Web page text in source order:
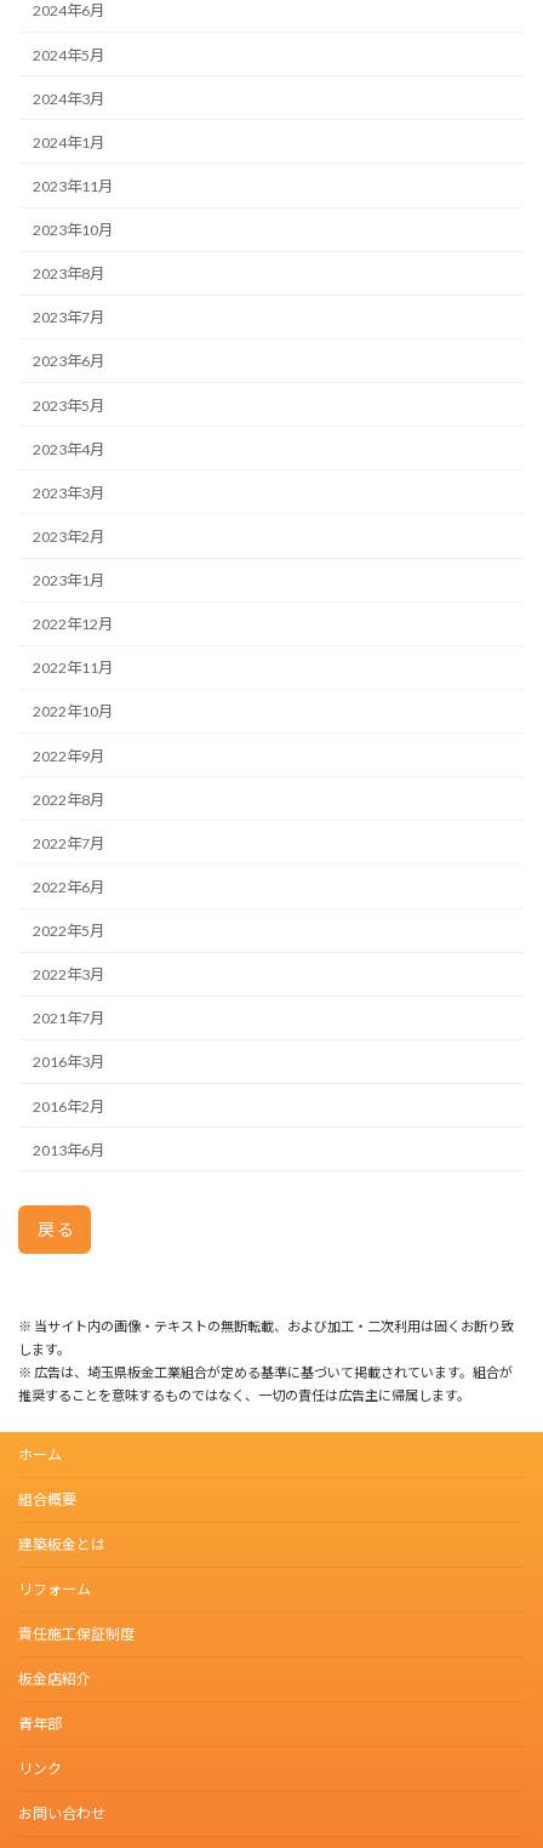
2024年6月
2024年5月
2024年3月
2024年1月
2023年11月
2023年10月
2023年8月
2023年7月
2023年6月
2023年5月
2023年4月
2023年3月
2023年2月
2023年1月
2022年12月
2022年11月
2022年10月
2022年9月
2022年8月
2022年7月
2022年6月
2022年5月
2022年3月
2021年7月
2016年3月
2016年2月
2013年6月
戻る
※ 当サイト内の画像・テキストの無断転載、および加工・二次利用は固くお断り致
します。
※ 広告は、埼玉県板金工業組合が定める基準に基づいて掲載されています。組合が
推奨することを意味するものではなく、一切の責任は広告主に帰属します。
ホーム
組合概要
建築板金とは
リフォーム
責任施工保証制度
板金店紹介
青年部
リンク
お問い合わせ